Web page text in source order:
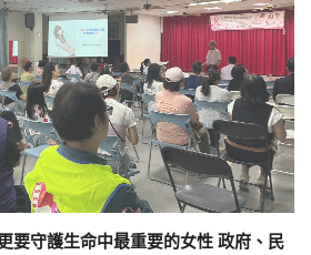
守護生命中最重要的女性 政府、民